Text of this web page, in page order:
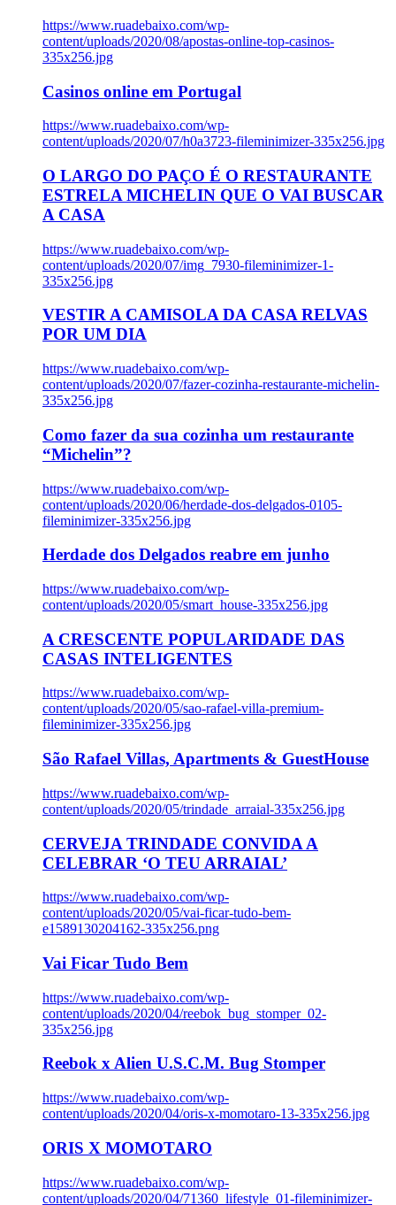
https://www.ruadebaixo.com/wp-
content/uploads/2020/08/apostas-online-top-casinos-
335x256.jpg
Casinos online em Portugal
https://www.ruadebaixo.com/wp-
content/uploads/2020/07/h0a3723-fileminimizer-335x256.jpg
O LARGO DO PAÇO É O RESTAURANTE
ESTRELA MICHELIN QUE O VAI BUSCAR
A CASA
https://www.ruadebaixo.com/wp-
content/uploads/2020/07/img_7930-fileminimizer-1-
335x256.jpg
VESTIR A CAMISOLA DA CASA RELVAS
POR UM DIA
https://www.ruadebaixo.com/wp-
content/uploads/2020/07/fazer-cozinha-restaurante-michelin-
335x256.jpg
Como fazer da sua cozinha um restaurante
“Michelin”?
https://www.ruadebaixo.com/wp-
content/uploads/2020/06/herdade-dos-delgados-0105-
fileminimizer-335x256.jpg
Herdade dos Delgados reabre em junho
https://www.ruadebaixo.com/wp-
content/uploads/2020/05/smart_house-335x256.jpg
A CRESCENTE POPULARIDADE DAS
CASAS INTELIGENTES
https://www.ruadebaixo.com/wp-
content/uploads/2020/05/sao-rafael-villa-premium-
fileminimizer-335x256.jpg
São Rafael Villas, Apartments & GuestHouse
https://www.ruadebaixo.com/wp-
content/uploads/2020/05/trindade_arraial-335x256.jpg
CERVEJA TRINDADE CONVIDA A
CELEBRAR ‘O TEU ARRAIAL’
https://www.ruadebaixo.com/wp-
content/uploads/2020/05/vai-ficar-tudo-bem-
e1589130204162-335x256.png
Vai Ficar Tudo Bem
https://www.ruadebaixo.com/wp-
content/uploads/2020/04/reebok_bug_stomper_02-
335x256.jpg
Reebok x Alien U.S.C.M. Bug Stomper
https://www.ruadebaixo.com/wp-
content/uploads/2020/04/oris-x-momotaro-13-335x256.jpg
ORIS X MOMOTARO
https://www.ruadebaixo.com/wp-
content/uploads/2020/04/71360_lifestyle_01-fileminimizer-